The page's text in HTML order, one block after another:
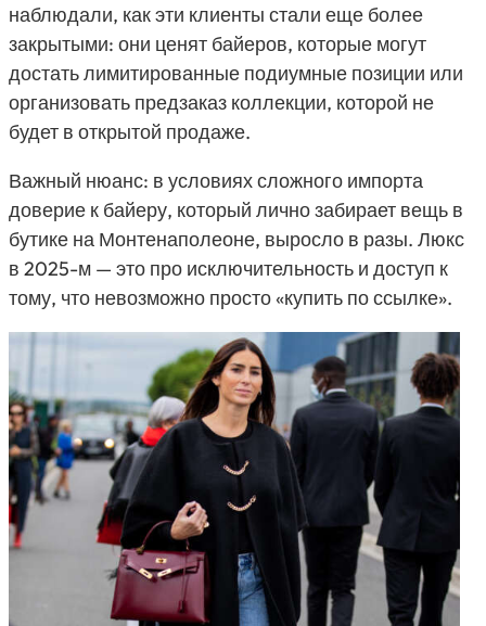
наблюдали, как эти клиенты стали еще более
закрытыми: они ценят байеров, которые могут
достать лимитированные подиумные позиции или
организовать предзаказ коллекции, которой не
будет в открытой продаже.
Важный нюанс: в условиях сложного импорта
доверие к байеру, который лично забирает вещь в
бутике на Монтенаполеоне, выросло в разы. Люкс
в 2025-м — это про исключительность и доступ к
тому, что невозможно просто «купить по ссылке».